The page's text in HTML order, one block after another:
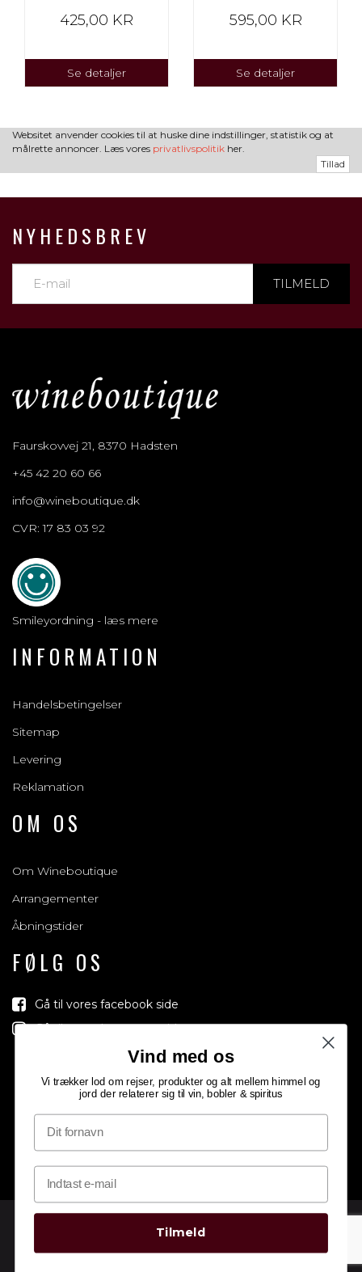
425,00 KR
Se detaljer
595,00 KR
Se detaljer
Websitet anvender cookies til at huske dine indstillinger, statistik og at
målrette annoncer. Læs vores privatlivspolitik her.
Tillad
NYHEDSBREV
TILMELD
Faurskovvej 21, 8370 Hadsten
+45 42 20 60 66
info@wineboutique.dk
CVR: 17 83 03 92
Smileyordning - læs mere
INFORMATION
Handelsbetingelser
Sitemap
Levering
Reklamation
OM OS
Om Wineboutique
Arrangementer
Åbningstider
FØLG OS
Gå til vores facebook side
Gå til vores Instagram side
Vind med os
Vi trækker lod om rejser, produkter og alt mellem himmel og
jord der relaterer sig til vin, bobler & spiritus
Tilmeld